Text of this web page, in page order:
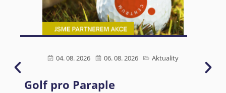
04. 08. 2026 06. 08. 2026 Aktuality
Golf pro Paraple